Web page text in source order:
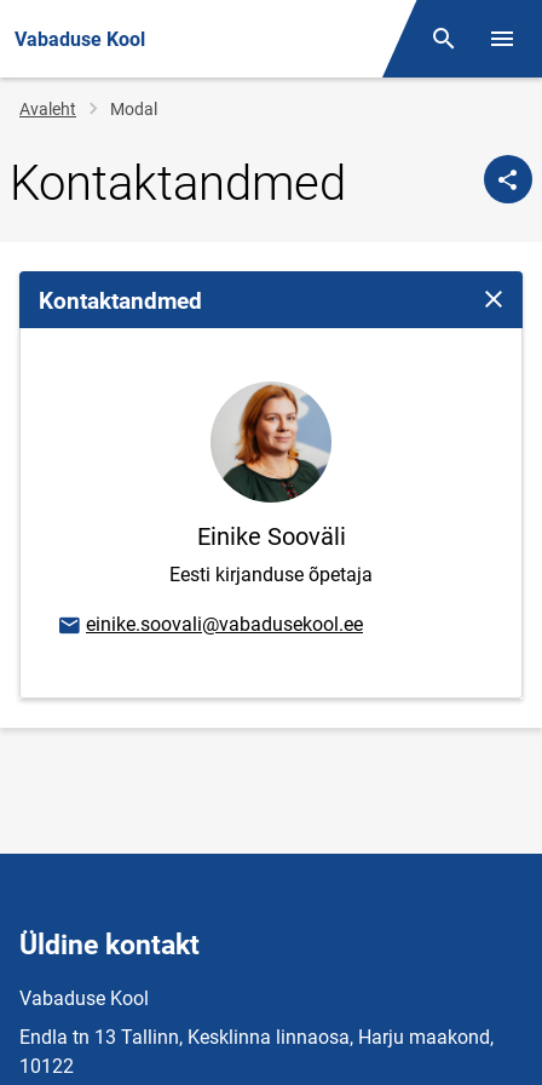
Vabaduse Kool Otsing
Jälglink
Avaleht Modal
Kontaktandmed
Kontaktandmed Sulge
Einike Sooväli
Eesti kirjanduse õpetaja
E-posti aadress
einike.soovali@vabadusekool.ee
Üldine kontakt
Vabaduse Kool
Endla tn 13 Tallinn, Kesklinna linnaosa, Harju maakond,
10122